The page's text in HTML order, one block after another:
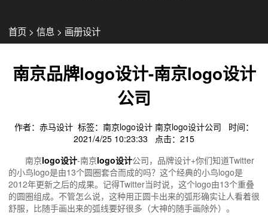
首页 > 信息 > 画册设计
南京品牌logo设计-南京logo设计
公司
作者：赤马设计 标签： 南京logo设计 南京logo设计公司
时间：
2021/4/25 10:23:33 点击： 215
南京logo设计-南京logo设计公司，品牌设计+你们知道Twitter
的小鸟logo是由13个圆圈套合而成的吗？这个经典的小鸟logo是
2012年更新之后的成果。记得Twitter当时说，这个logo由13个重叠
的圆圈组成。不管怎么说，这种用正圆卡出来的弧形确实让人看着很
舒服，比随手画出来的弧线要好很多（大神的随手画除外）。